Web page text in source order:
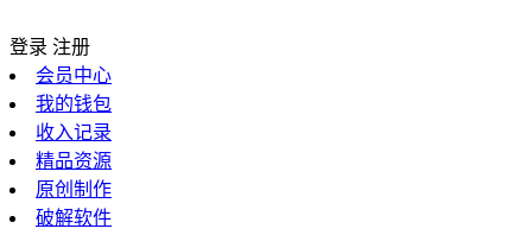
登录 注册
会员中心
我的钱包
收入记录
精品资源
原创制作
破解软件